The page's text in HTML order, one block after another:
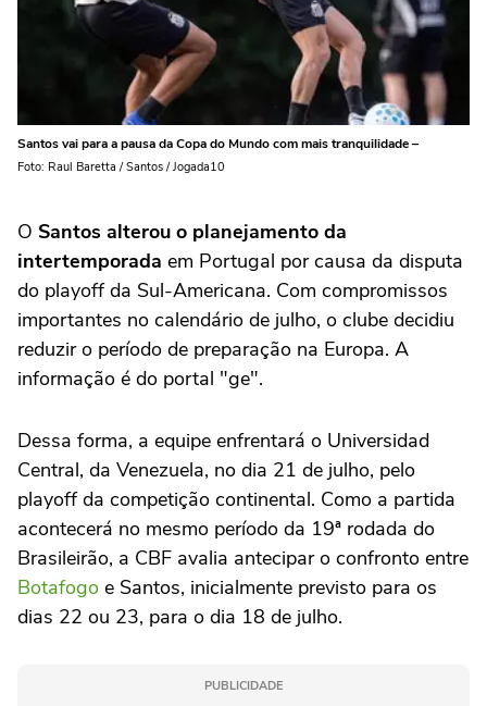
Santos vai para a pausa da Copa do Mundo com mais tranquilidade –
Foto: Raul Baretta / Santos / Jogada10
O Santos alterou o planejamento da
intertemporada em Portugal por causa da disputa
do playoff da Sul-Americana. Com compromissos
importantes no calendário de julho, o clube decidiu
reduzir o período de preparação na Europa. A
informação é do portal "ge".
Dessa forma, a equipe enfrentará o Universidad
Central, da Venezuela, no dia 21 de julho, pelo
playoff da competição continental. Como a partida
acontecerá no mesmo período da 19ª rodada do
Brasileirão, a CBF avalia antecipar o confronto entre
Botafogo e Santos, inicialmente previsto para os
dias 22 ou 23, para o dia 18 de julho.
PUBLICIDADE